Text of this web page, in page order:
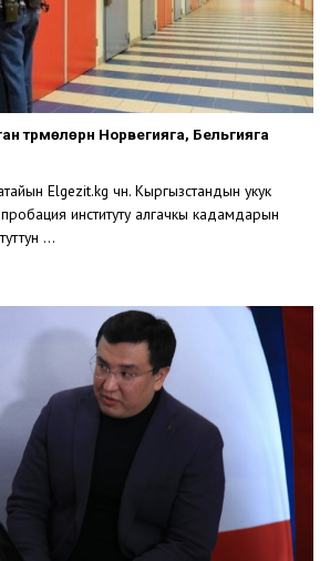
түрмөлөрүн Норвегияга, Бельгияга
Elgezit.kg үчүн. Кыргызстандын укук
институту алгачкы кадамдарын
...